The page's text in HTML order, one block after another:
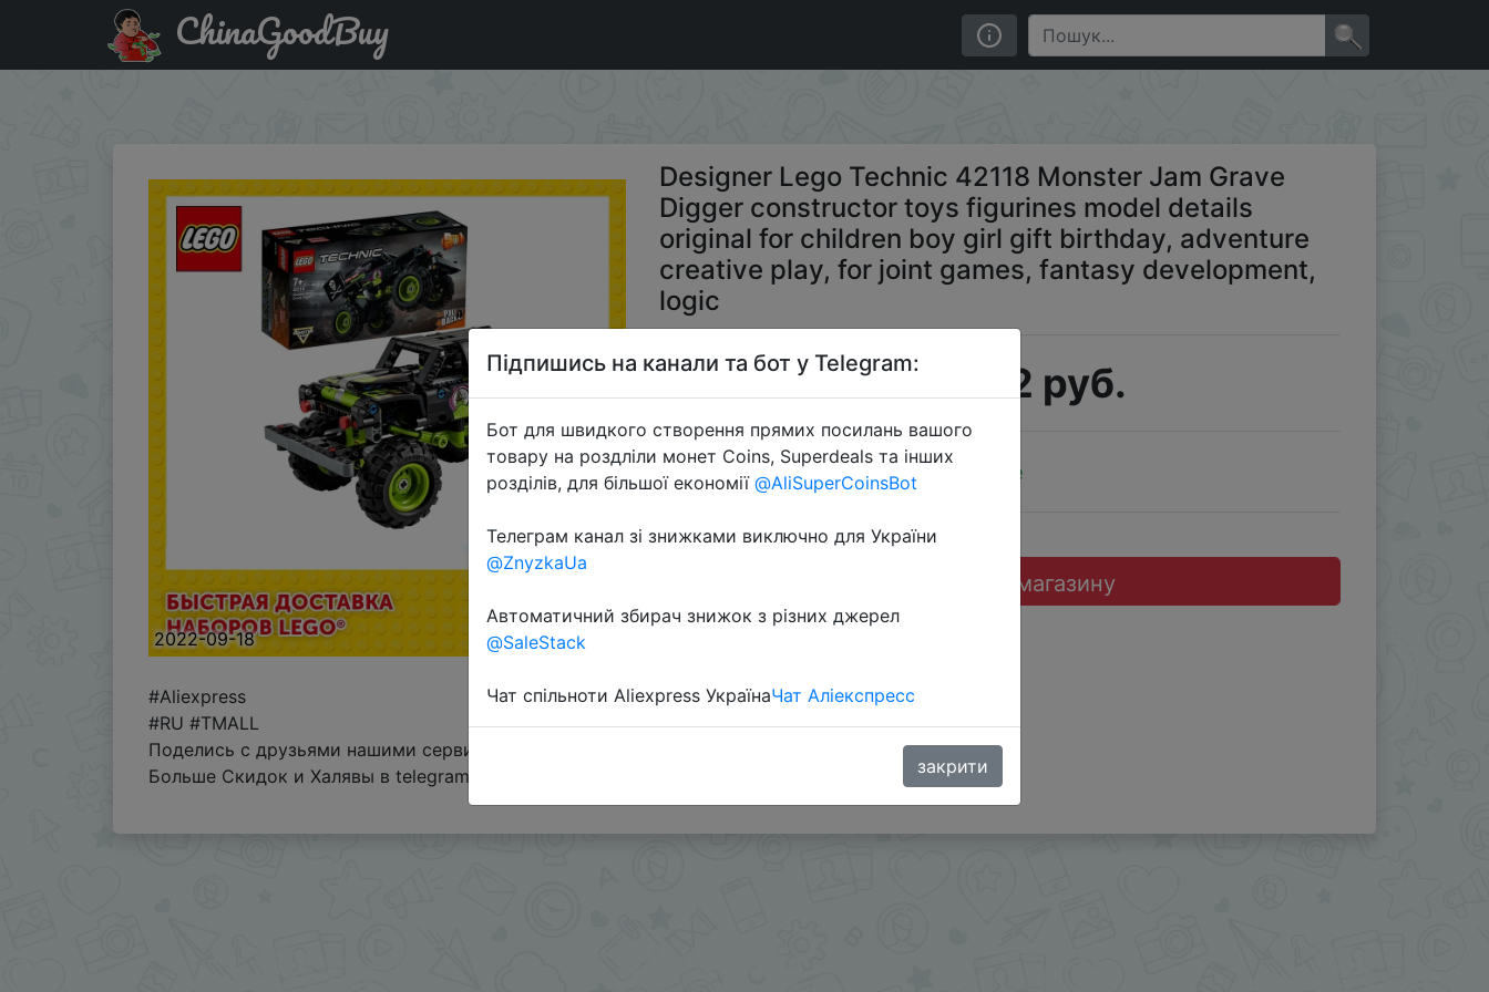
Придбати по акціи Designer Lego Technic 42118 Monster Jam Grave Digger constructor toys figurines model details original for children boy girl gift birthday, adventure
creative play, for joint games, fantasy development, logic
ChinaGoodBuy
2022-09-18
Designer Lego Technic 42118 Monster Jam Grave
Digger constructor toys figurines model details
original for children boy girl gift birthday, adventure
creative play, for joint games, fantasy development,
logic
1596.92 руб.
Sale
Перейти до магазину
#Aliexpress
#RU #TMALL
Поделись с друзьями нашими сервисами - @Skidkovozik - Отправить другу
Больше Скидок и Халявы в telegram
Підпишись на канали та бот у Telegram:
Бот для швидкого створення прямих посилань вашого
товару на роздліли монет Coins, Superdeals та інших
розділів, для більшої економії @AliSuperCoinsBot
Телеграм канал зі знижками виключно для України
@ZnyzkaUa
Автоматичний збирач знижок з різних джерел
@SaleStack
Чат спільноти Aliexpress УкраїнаЧат Аліекспресс
закрити